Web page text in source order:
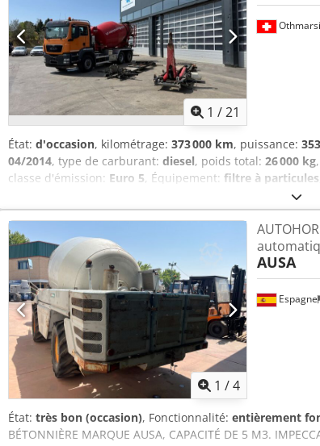
1 /21
État: d'occasion, kilométrage: 373 000 km, puissance:
04/2014, type de carburant: diesel, poids total: 26 000 kg
classe d'émission: Euro 5, Équipement: filtre à particules
Direction assistée hydraulique - Système de
Nencki de 21 tonnes - Attelage avec suspension
Dcedpfx Aozm Enwoafek
1 /4
Espagne
AUSA
État: très bon (occasion), Fonctionnalité: entièrement
BÉTONNIÈRE MARQUE AUSA, CAPACITÉ DE 5 M3.